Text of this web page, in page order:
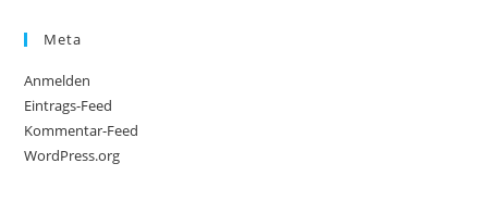
Meta
Anmelden
Eintrags-Feed
Kommentar-Feed
WordPress.org